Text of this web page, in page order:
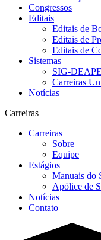
Congressos
Editais
Editais de
Editais de
Editais de
Sistemas
SIG-DEAPE
Carreiras
Notícias
Carreiras
Carreiras
Sobre
Equipe
Estágios
Manuais do
Apólice de
Notícias
Contato